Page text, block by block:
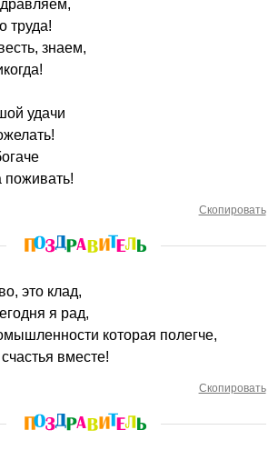
труда!
знаем,
удачи
поживать!
Скопировать
это клад,
я рад,
которая полегче,
вместе!
Скопировать